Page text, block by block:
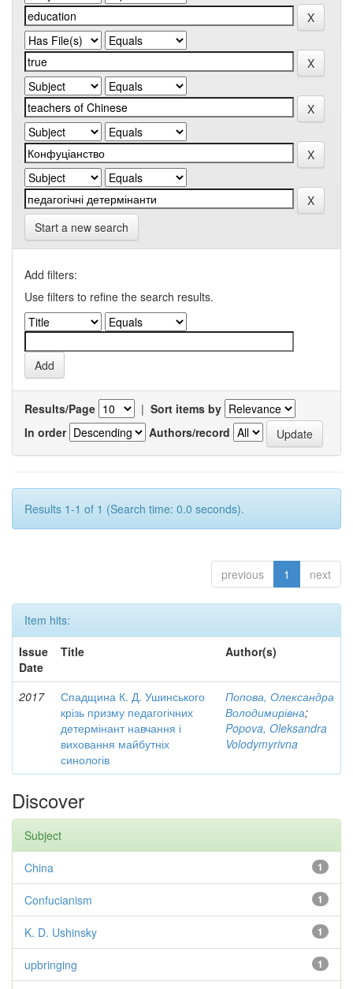
Start a new search
Add filters:
Use filters to refine the search results.
Results/Page | Sort items by
In order
Authors/record
Results 1-1 of 1 (Search time: 0.0 seconds).
previous 1 next
Item hits:
Issue
Date
Title Author(s)
2017
Спадщина К. Д. Ушинського
крізь призму педагогічних
детермінант навчання і
виховання майбутніх
синологів
Попова, Олександра
Володимирівна;
Popova, Oleksandra
Volodymyrivna
Discover
Subject
1
China
1
Confucianism
1
K. D. Ushinsky
1
upbringing